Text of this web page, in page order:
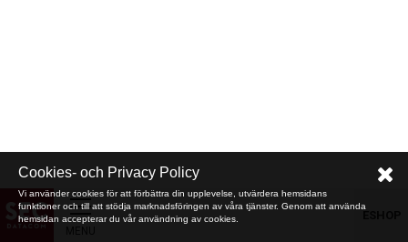
Cookies- och Privacy Policy
Vi använder cookies för att förbättra din upplevelse, utvärdera hemsidans
funktioner och till att stödja marknadsföringen av våra tjänster. Genom att använda
hemsidan accepterar du vår användning av cookies.